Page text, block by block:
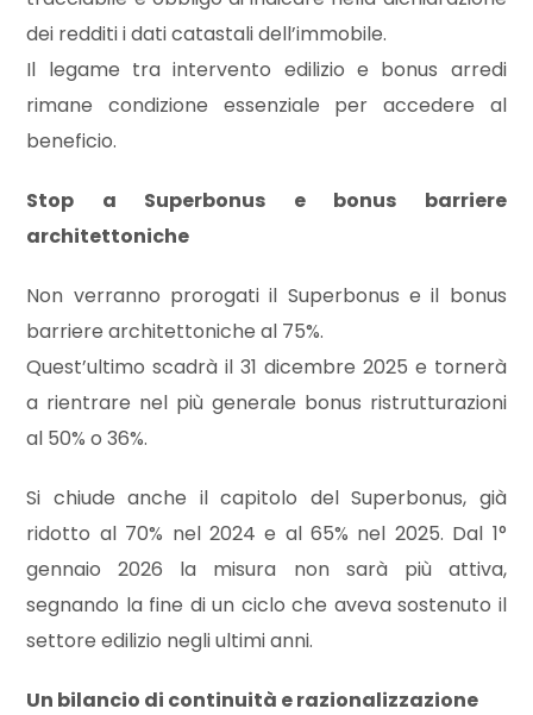
dei redditi i dati catastali dell’immobile.
Il legame tra intervento edilizio e bonus arredi
rimane condizione essenziale per accedere al
beneficio.
Stop a Superbonus e bonus barriere
architettoniche
Non verranno prorogati il Superbonus e il bonus
barriere architettoniche al 75%.
Quest’ultimo scadrà il 31 dicembre 2025 e tornerà
a rientrare nel più generale bonus ristrutturazioni
al 50% o 36%.
Si chiude anche il capitolo del Superbonus, già
ridotto al 70% nel 2024 e al 65% nel 2025. Dal 1°
gennaio 2026 la misura non sarà più attiva,
segnando la fine di un ciclo che aveva sostenuto il
settore edilizio negli ultimi anni.
Un bilancio di continuità e razionalizzazione
3
4
5
Camere
minime
1